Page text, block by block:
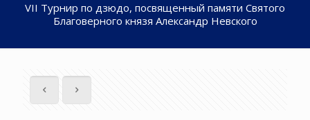
VII Турнир по дзюдо, посвященный памяти Святого
Благоверного князя Александр Невского